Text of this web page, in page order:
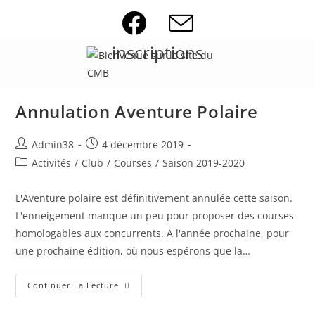
inscriptions
Annulation Aventure Polaire
Auteur/autrice
de
Admin38
Publication
publiée :
4 décembre 2019
PostActivités / Club / Courses / Saison 2019-2020
L'Aventure polaire est définitivement annulée cette saison.
L'enneigement manque un peu pour proposer des courses
homologables aux concurrents. A l'année prochaine, pour
une prochaine édition, où nous espérons que la…
Continuer La Lecture Annulation
Aventure